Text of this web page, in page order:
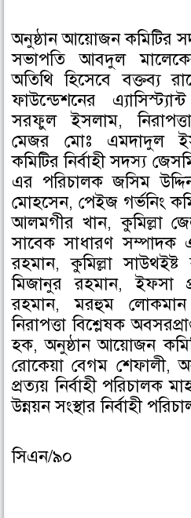
অনুষ্ঠান আয়োজন কমিটির
সভাপতি আবদুল
অতিথি হিসেবে বক্তব্য
ফাউন্ডেশনের
সরফুল ইসলাম, নিরাপত্তা
মেজর মোঃ এমদাদুল
কমিটির নির্বাহী সদস্য
এর পরিচালক জসিম
মোহসেন, পেইজ গর্ভনিং
আলমগীর খান, কুমিল্লা
সাবেক সাধারণ
রহমান, কুমিল্লা সাউথইষ্ট
মিজানুর রহমান, ইফসা
রহমান, মরহুম
নিরাপত্তা বিশ্লেষক
হক, অনুষ্ঠান আয়োজন
রোকেয়া বেগম শেফালী,
প্রত্যয় নির্বাহী পরিচালক
উন্নয়ন সংস্থার নির্বাহী
সিএন/৯০